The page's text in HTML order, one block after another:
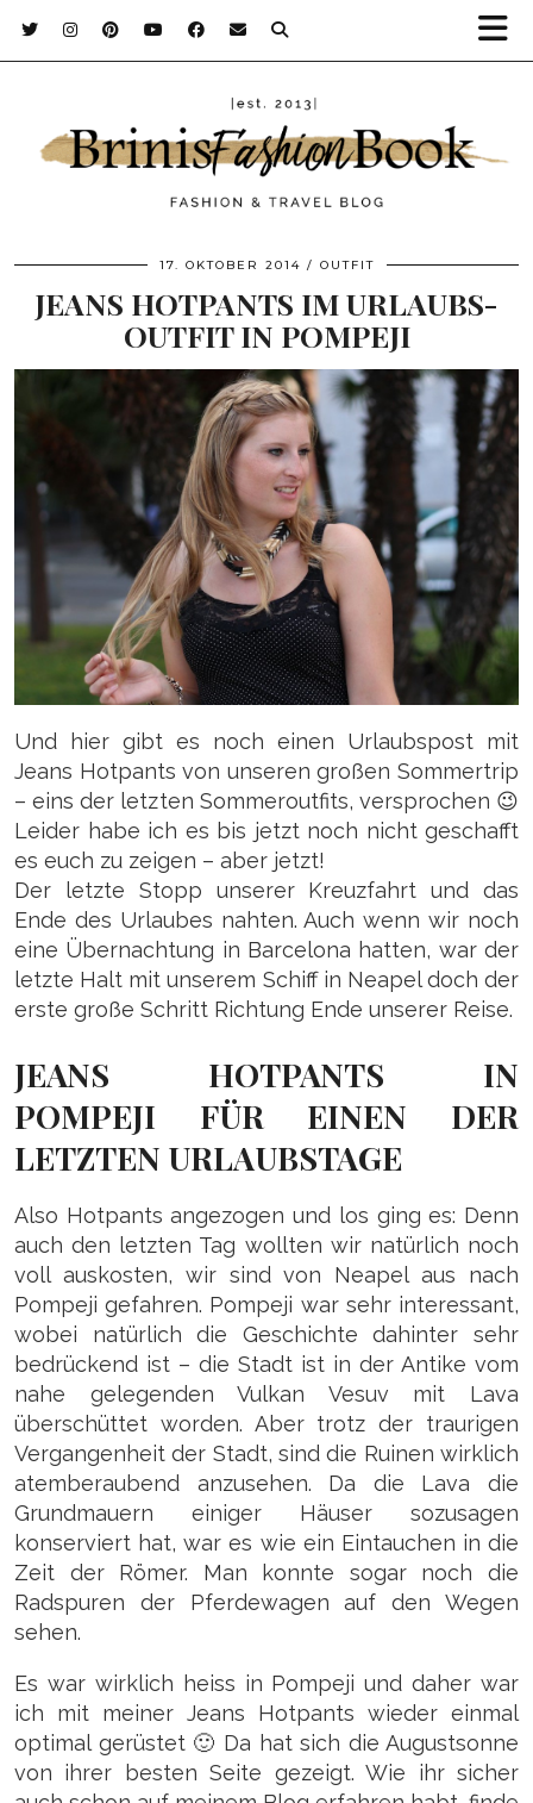
17. OKTOBER 2014 OUTFIT
JEANS HOTPANTS IM URLAUBS-
OUTFIT IN POMPEJI
Und hier gibt es noch einen Urlaubspost mit
Jeans Hotpants von unseren großen Sommertrip
– eins der letzten Sommeroutfits, versprochen 😉
Leider habe ich es bis jetzt noch nicht geschafft
es euch zu zeigen – aber jetzt!
Der letzte Stopp unserer Kreuzfahrt und das
Ende des Urlaubes nahten. Auch wenn wir noch
eine Übernachtung in Barcelona hatten, war der
letzte Halt mit unserem Schiff in Neapel doch der
erste große Schritt Richtung Ende unserer Reise.
JEANS HOTPANTS IN
POMPEJI FÜR EINEN DER
LETZTEN URLAUBSTAGE
Also Hotpants angezogen und los ging es: Denn
auch den letzten Tag wollten wir natürlich noch
voll auskosten, wir sind von Neapel aus nach
Pompeji gefahren. Pompeji war sehr interessant,
wobei natürlich die Geschichte dahinter sehr
bedrückend ist – die Stadt ist in der Antike vom
nahe gelegenden Vulkan Vesuv mit Lava
überschüttet worden. Aber trotz der traurigen
Vergangenheit der Stadt, sind die Ruinen wirklich
atemberaubend anzusehen. Da die Lava die
Grundmauern einiger Häuser sozusagen
konserviert hat, war es wie ein Eintauchen in die
Zeit der Römer. Man konnte sogar noch die
Radspuren der Pferdewagen auf den Wegen
sehen.
Es war wirklich heiss in Pompeji und daher war
ich mit meiner Jeans Hotpants wieder einmal
optimal gerüstet 🙂 Da hat sich die Augustsonne
von ihrer besten Seite gezeigt. Wie ihr sicher